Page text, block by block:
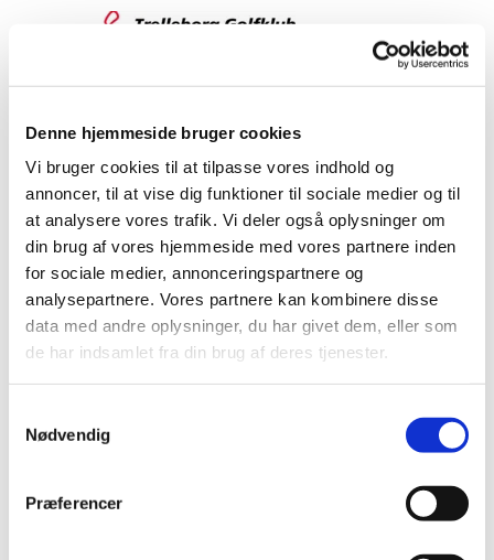
Denne hjemmeside bruger cookies
Vi bruger cookies til at tilpasse vores indhold og
annoncer, til at vise dig funktioner til sociale medier og til
at analysere vores trafik. Vi deler også oplysninger om
din brug af vores hjemmeside med vores partnere inden
for sociale medier, annonceringspartnere og
analysepartnere. Vores partnere kan kombinere disse
data med andre oplysninger, du har givet dem, eller som
de har indsamlet fra din brug af deres tjenester.
Nødvendig
Præferencer
Spil med og find nye golfvenner i
Herreklubben TGS